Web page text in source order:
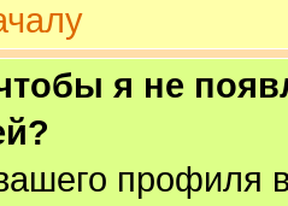
я не
профиля